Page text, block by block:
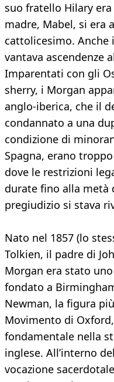
suo fratello Hilary
madre, Mabel, si era
cattolicesimo. Anche
vantava ascendenze
Imparentati con gli
sherry, i Morgan
anglo-iberica, che il
condannato a una
condizione di
Spagna, erano
dove le restrizioni
durate fino alla metà
pregiudizio si stava
Nato nel 1857 (lo
Tolkien, il padre di
Morgan era stato
fondato a
Newman, la figura
Movimento di
fondamentale nella
inglese. All’interno
vocazione